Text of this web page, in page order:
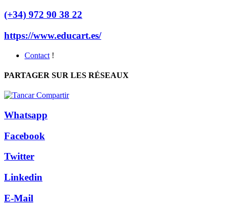
(+34) 972 90 38 22
https://www.educart.es/
Contact !
PARTAGER SUR LES RÉSEAUX
Whatsapp
Facebook
Twitter
Linkedin
E-Mail